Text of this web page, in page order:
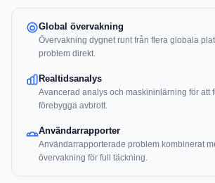
Global övervakning
Övervakning dygnet runt från flera globala
problem direkt.
Realtidsanalys
Avancerad analys och maskininlärning för att
förebygga avbrott.
Användarrapporter
Användarrapporterade problem kombinerat
övervakning för full täckning.